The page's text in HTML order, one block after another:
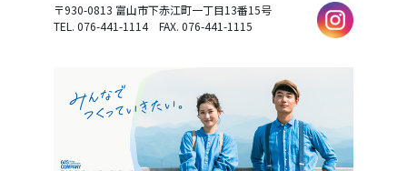
〒930-0813 富山市下赤江町一丁目13番15号
TEL. 076-441-1114 FAX. 076-441-1115